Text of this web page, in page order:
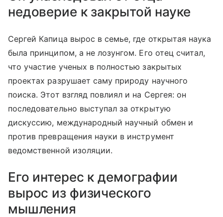
недоверие к закрытой науке
Сергей Капица вырос в семье, где открытая наука
была принципом, а не лозунгом. Его отец считал,
что участие ученых в полностью закрытых
проектах разрушает саму природу научного
поиска. Этот взгляд повлиял и на Сергея: он
последовательно выступал за открытую
дискуссию, международный научный обмен и
против превращения науки в инструмент
ведомственной изоляции.
Его интерес к демографии
вырос из физического
мышления